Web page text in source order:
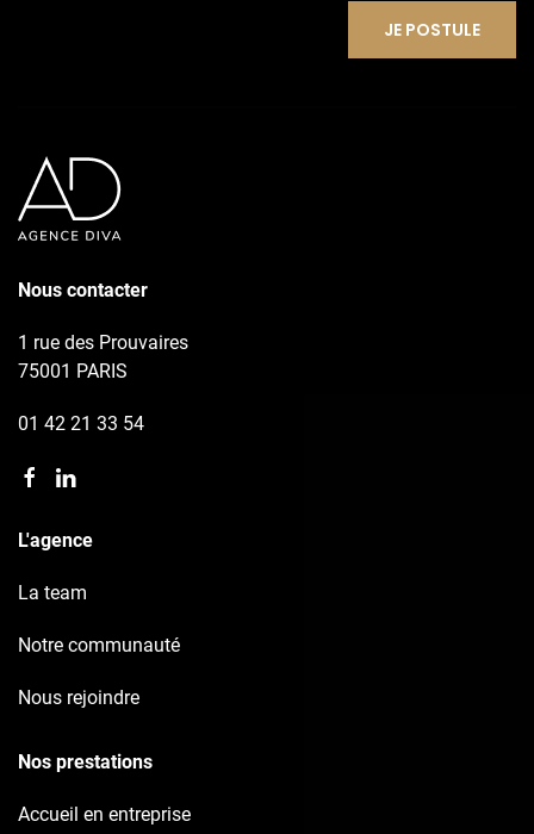
JE POSTULE
Nous contacter
1 rue des Prouvaires
75001 PARIS
01 42 21 33 54
L'agence
La team
Notre communauté
Nous rejoindre
Nos prestations
Accueil en entreprise